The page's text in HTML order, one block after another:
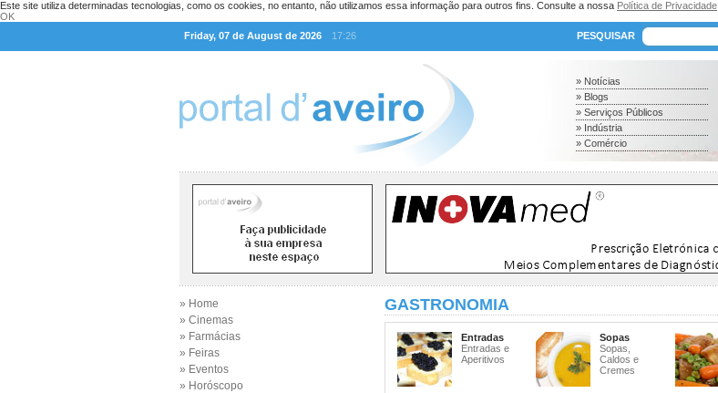
Este site utiliza determinadas tecnologias, como os cookies, no entanto, não utilizamos essa informação para outros fins. Consulte a nossa Política de Privacidade
OK
Friday, 07 de August de 2026
17:26 PESQUISAR
» Notícias
» Blogs
» Serviços Públicos
» Indústria
» Comércio
» Home
» Cinemas
» Farmácias
» Feiras
» Eventos
» Horóscopo
GASTRONOMIA
Entradas
Entradas e
Aperitivos
Sopas
Sopas,
Caldos e
Cremes